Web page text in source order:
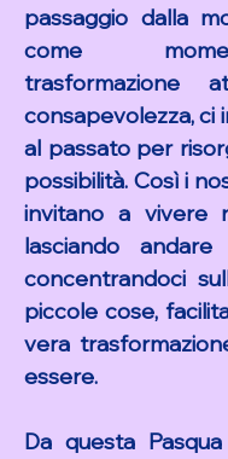
passaggio dalla
come
trasformazione
consapevolezza, ci
al passato per
possibilità. Così i
invitano a vivere
lasciando
concentrandoci
piccole cose,
vera
essere.
Da questa